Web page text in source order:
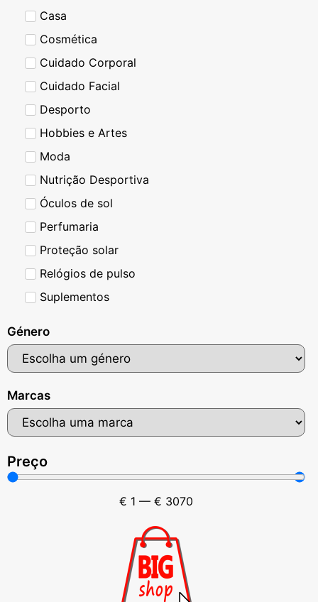
Casa
Cosmética
Cuidado Corporal
Cuidado Facial
Desporto
Hobbies e Artes
Moda
Nutrição Desportiva
Óculos de sol
Perfumaria
Proteção solar
Relógios de pulso
Suplementos
Género
Marcas
Preço
€ 1 — € 3070